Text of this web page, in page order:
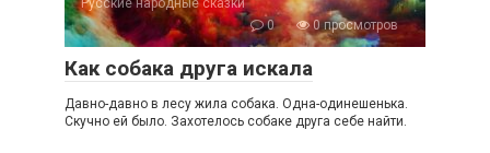
Русские народные сказки
0
0 просмотров
Как собака друга искала
Давно-давно в лесу жила собака. Одна-одинешенька.
Скучно ей было. Захотелось собаке друга себе найти.